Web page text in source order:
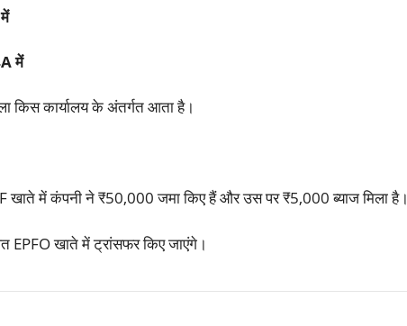
में
किस कार्यालय के अंतर्गत आता है।
खाते में कंपनी ने ₹50,000 जमा किए हैं और उस पर ₹5,000 ब्याज मिला है।
खाते में ट्रांसफर किए जाएंगे।